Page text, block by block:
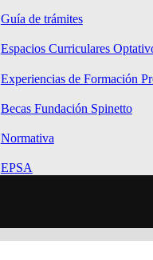
Guía de trámites
Espacios Curriculares
Experiencias de Formación
Becas Fundación Spinetto
Normativa
EPSA